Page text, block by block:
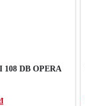
DB OPERA